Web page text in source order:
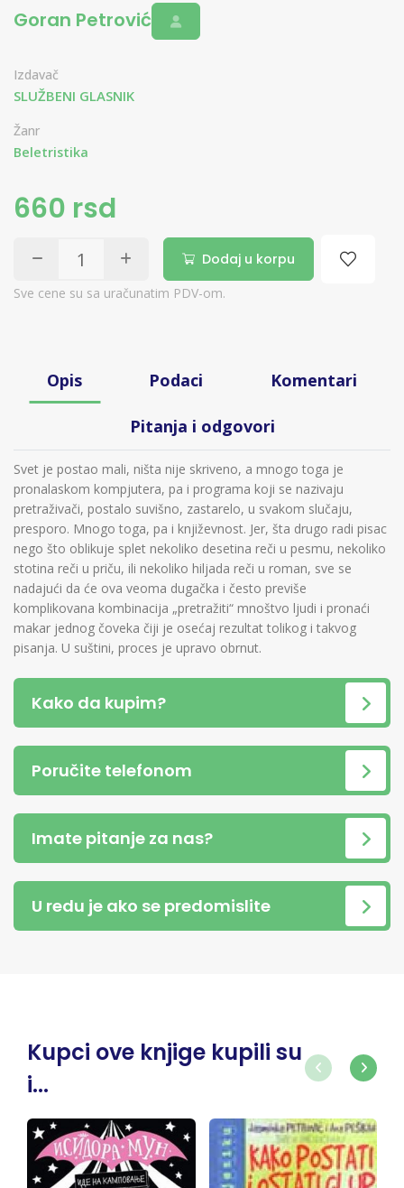
Goran Petrović
Izdavač
SLUŽBENI GLASNIK
Žanr
Beletristika
660 rsd
Dodaj u korpu
Sve cene su sa uračunatim PDV-om.
Opis Podaci Komentari
Pitanja i odgovori
Svet je postao mali, ništa nije skriveno, a mnogo toga je
pronalaskom kompjutera, pa i programa koji se nazivaju
pretraživači, postalo suvišno, zastarelo, u svakom slučaju,
presporo. Mnogo toga, pa i književnost. Jer, šta drugo radi pisac
nego što oblikuje splet nekoliko desetina reči u pesmu, nekoliko
stotina reči u priču, ili nekoliko hiljada reči u roman, sve se
nadajući da će ova veoma dugačka i često previše
komplikovana kombinacija „pretražiti“ mnoštvo ljudi i pronaći
makar jednog čoveka čiji je osećaj rezultat tolikog i takvog
pisanja. U suštini, proces je upravo obrnut.
Kako da kupim?
Poručite telefonom
Imate pitanje za nas?
U redu je ako se predomislite
Kupci ove knjige kupili su
i...